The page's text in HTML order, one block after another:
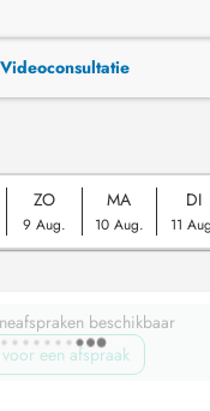
Videoconsultatie
ZO
9 Aug.
MA
10 Aug.
DI
11
beschikbaar
een afspraak